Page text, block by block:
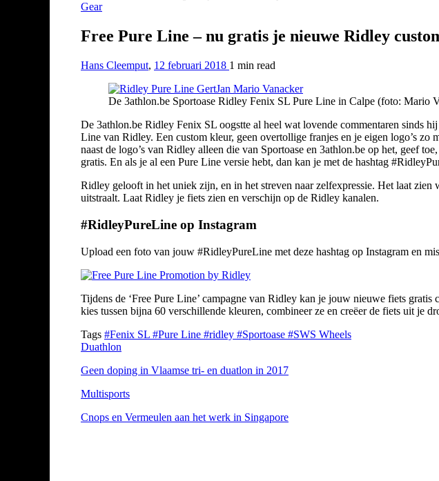
Gear
Free Pure Line – nu gratis je nieuwe Ridley
Hans Cleemput, 12 februari 2018 1 min read
De 3athlon.be Sportoase Ridley Fenix SL Pure Line in Calpe (foto: Mario
De 3athlon.be Ridley Fenix SL oogstte al heel wat lovende commentaren sinds
Line van Ridley. Een custom kleur, geen overtollige franjes en je eigen logo’s
naast de logo’s van Ridley alleen die van Sportoase en 3athlon.be op het, geef
gratis. En als je al een Pure Line versie hebt, dan kan je met de hashtag
Ridley gelooft in het uniek zijn, en in het streven naar zelfexpressie. Het laat
uitstraalt. Laat Ridley je fiets zien en verschijn op de Ridley kanalen.
#RidleyPureLine op Instagram
Upload een foto van jouw #RidleyPureLine met deze hashtag op Instagram en
Tijdens de ‘Free Pure Line’ campagne van Ridley kan je jouw nieuwe fiets
kies tussen bijna 60 verschillende kleuren, combineer ze en creëer de fiets uit je
Tags #Fenix SL #Pure Line #ridley #Sportoase #SWS Wheels
Duathlon
Geen doping in Vlaamse tri- en duatlon in 2017
Multisports
Cnops en Vermeulen aan het werk in Singapore